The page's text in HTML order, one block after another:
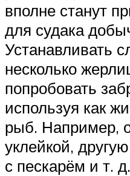
вполне станут
для судака
Устанавливать
несколько
попробовать
используя как
рыб. Например,
уклейкой,
с пескарём и т. д.